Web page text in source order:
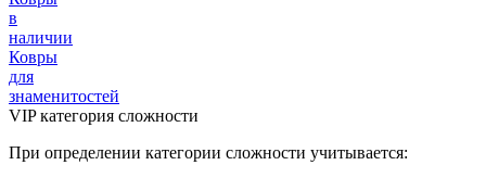
в
наличии
Ковры
для
знаменитостей
VIP категория сложности
При определении категории сложности учитывается: